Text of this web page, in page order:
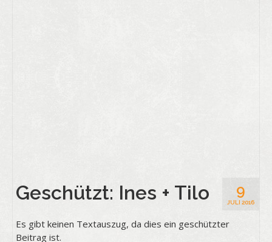
9
JULI 2016
Geschützt: Ines + Tilo
Es gibt keinen Textauszug, da dies ein geschützter
Beitrag ist.